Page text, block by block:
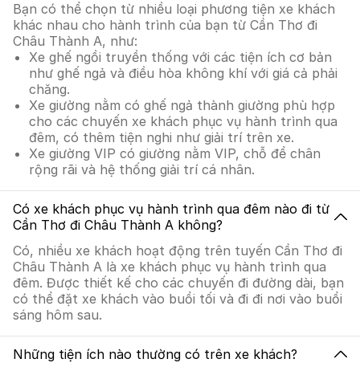
Bạn có thể chọn từ nhiều loại phương tiện xe khách
khác nhau cho hành trình của bạn từ Cần Thơ đi
Châu Thành A, như:
Xe ghế ngồi truyền thống với các tiện ích cơ bản
như ghế ngả và điều hòa không khí với giá cả phải
chăng.
Xe giường nằm có ghế ngả thành giường phù hợp
cho các chuyến xe khách phục vụ hành trình qua
đêm, có thêm tiện nghi như giải trí trên xe.
Xe giường VIP có giường nằm VIP, chỗ để chân
rộng rãi và hệ thống giải trí cá nhân.
Có xe khách phục vụ hành trình qua đêm nào đi từ
Cần Thơ đi Châu Thành A không?
Có, nhiều xe khách hoạt động trên tuyến Cần Thơ đi
Châu Thành A là xe khách phục vụ hành trình qua
đêm. Được thiết kế cho các chuyến đi đường dài, bạn
có thể đặt xe khách vào buổi tối và đi đi nơi vào buổi
sáng hôm sau.
Những tiện ích nào thường có trên xe khách?